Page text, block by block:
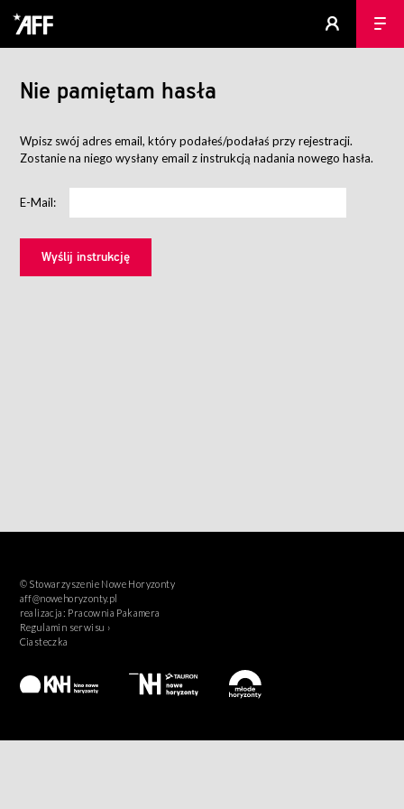
Nie pamiętam hasła
Wpisz swój adres email, który podałeś/podałaś przy rejestracji.
Zostanie na niego wysłany email z instrukcją nadania nowego hasła.
E-Mail:
© Stowarzyszenie Nowe Horyzonty
aff@nowehoryzonty.pl
realizacja: Pracownia Pakamera
Regulamin serwisu ›
Ciasteczka